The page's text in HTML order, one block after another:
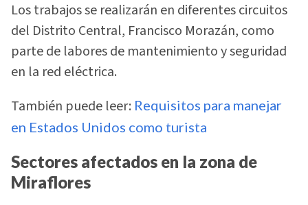
Los trabajos se realizarán en diferentes circuitos
del Distrito Central, Francisco Morazán, como
parte de labores de mantenimiento y seguridad
en la red eléctrica.
También puede leer: Requisitos para manejar
en Estados Unidos como turista
Sectores afectados en la zona de
Miraflores